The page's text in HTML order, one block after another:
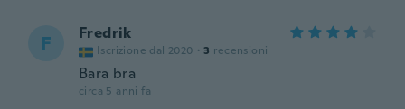
F Fredrik
Iscrizione dal 2020 · 3 recensioni
Bara bra
circa 5 anni fa